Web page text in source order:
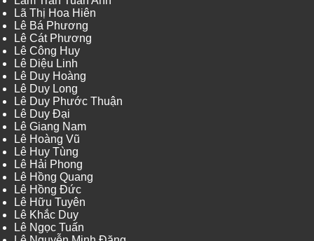
Lã Thị Hoa Hiên
Lê Bá Phương
Lê Cát Phương
Lê Công Huy
Lê Diệu Linh
Lê Duy Hoàng
Lê Duy Long
Lê Duy Phước Thuận
Lê Duy Đại
Lê Giang Nam
Lê Hoàng Vũ
Lê Huy Tùng
Lê Hải Phong
Lê Hồng Quang
Lê Hồng Đức
Lê Hữu Tuyên
Lê Khắc Duy
Lê Ngọc Tuấn